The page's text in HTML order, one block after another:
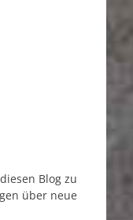
Blog zu
über neue